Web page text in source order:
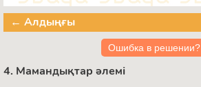
← Алдыңғы
Ошибка в решении?
4. Мамандықтар әлемі